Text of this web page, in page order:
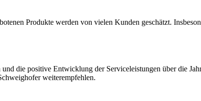
Produkte werden von vielen Kunden geschätzt.
die positive Entwicklung der Serviceleistungen über die
weiterempfehlen.